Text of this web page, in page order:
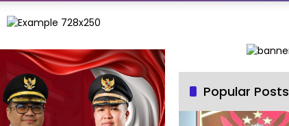
Popular Posts